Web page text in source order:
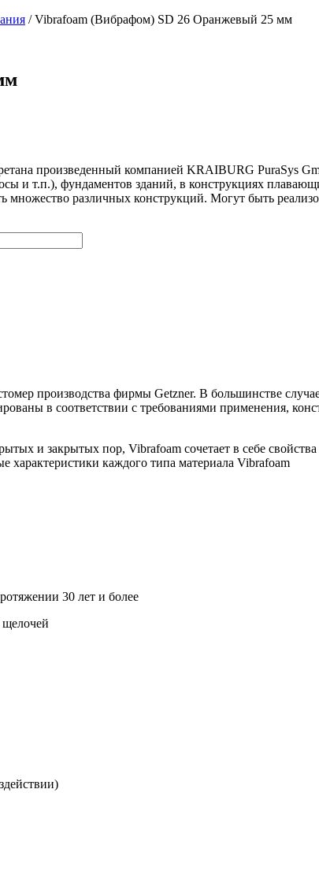
/ Vibrafoam (Вибрафом) SD 26 Оранжевый 25 мм
произведенный компанией KRAIBURG PuraSys
и т.п.), фундаментов зданий, в конструкциях
множество различных конструкций. Могут быть
производства фирмы Getzner. В большинстве
в соответствии с требованиями применения,
и закрытых пор, Vibrafoam сочетает в себе
каждого типа материала Vibrafoam
30 лет и более
щелочей